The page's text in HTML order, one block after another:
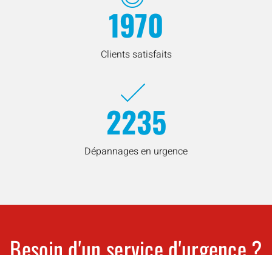
1970
Clients satisfaits
2235
Dépannages en urgence